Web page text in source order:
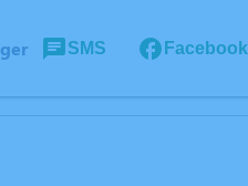
SMS Facebook